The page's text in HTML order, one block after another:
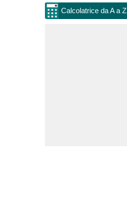
Calcolatrice da A a Z